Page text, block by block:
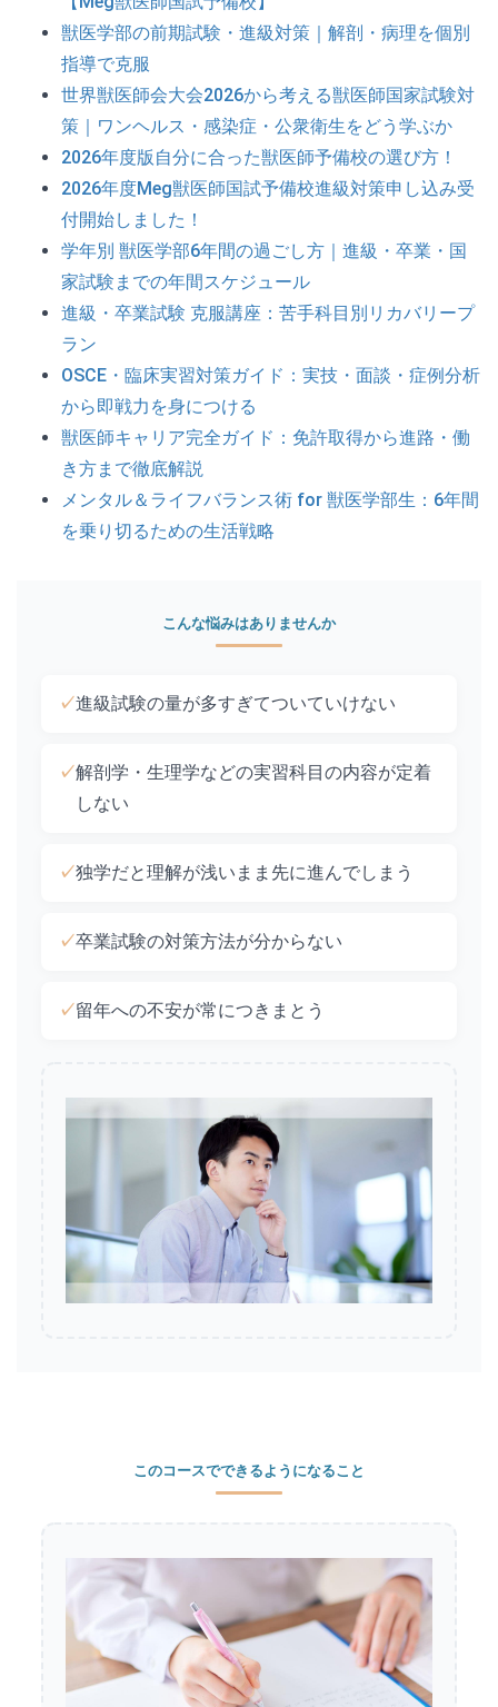
獣医学部の前期試験・進級対策｜解剖・病理を個別
指導で克服
世界獣医師会大会2026から考える獣医師国家試験対
策｜ワンヘルス・感染症・公衆衛生をどう学ぶか
2026年度版自分に合った獣医師予備校の選び方！
2026年度Meg獣医師国試予備校進級対策申し込み受
付開始しました！
学年別 獣医学部6年間の過ごし方｜進級・卒業・国
家試験までの年間スケジュール
進級・卒業試験 克服講座：苦手科目別リカバリープ
ラン
OSCE・臨床実習対策ガイド：実技・面談・症例分析
から即戦力を身につける
獣医師キャリア完全ガイド：免許取得から進路・働
き方まで徹底解説
メンタル＆ライフバランス術 for 獣医学部生：6年間
を乗り切るための生活戦略
こんな悩みはありませんか
✓進級試験の量が多すぎてついていけない
✓解剖学・生理学などの実習科目の内容が定着
しない
✓独学だと理解が浅いまま先に進んでしまう
✓卒業試験の対策方法が分からない
✓留年への不安が常につきまとう
このコースでできるようになること